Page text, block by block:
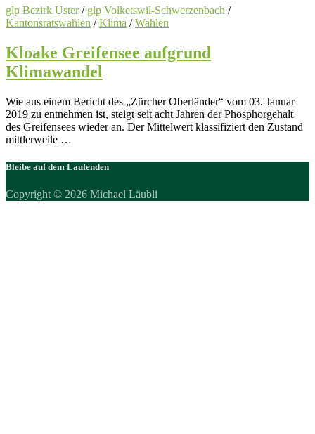
glp Bezirk Uster/ glp Volketswil-Schwerzenbach /
Kantonsratswahlen /Klima /Wahlen
Kloake Greifensee aufgrund
Klimawandel
Wie aus einem Bericht des „Zürcher Oberländer“ vom 03. Januar
2019 zu entnehmen ist, steigt seit acht Jahren der Phosphorgehalt
des Greifensees wieder an. Der Mittelwert klassifiziert den Zustand
mittlerweile …
Bleibe auf dem Laufenden
Copyright © 2026 Michael Läubli